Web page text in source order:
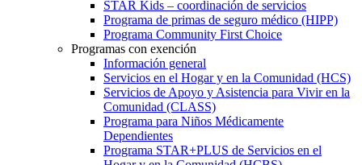
STAR Kids – coordinación de servicios
Programa de primas de seguro médico (HIPP)
Programa Community First Choice
Programas con exención
Información general
Servicios en el Hogar y en la Comunidad (HCS)
Servicios de Apoyo y Asistencia para Vivir en la
Comunidad (CLASS)
Programa para Niños Médicamente
Dependientes
Programa STAR+PLUS de Servicios en el